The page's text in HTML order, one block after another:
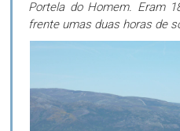
Portela do Homem. Eram
frente umas duas horas de